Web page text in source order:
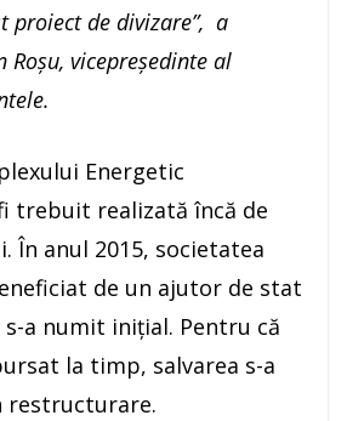
proiect de divizare”, a
vicepreședinte al
Energetic
trebuit realizată încă de
În anul 2015, societatea
de un ajutor de stat
s-a numit inițial. Pentru că
la timp, salvarea s-a